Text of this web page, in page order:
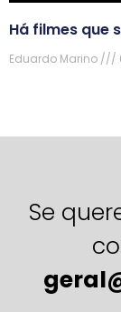
Há filmes que
Eduardo Marino
Se